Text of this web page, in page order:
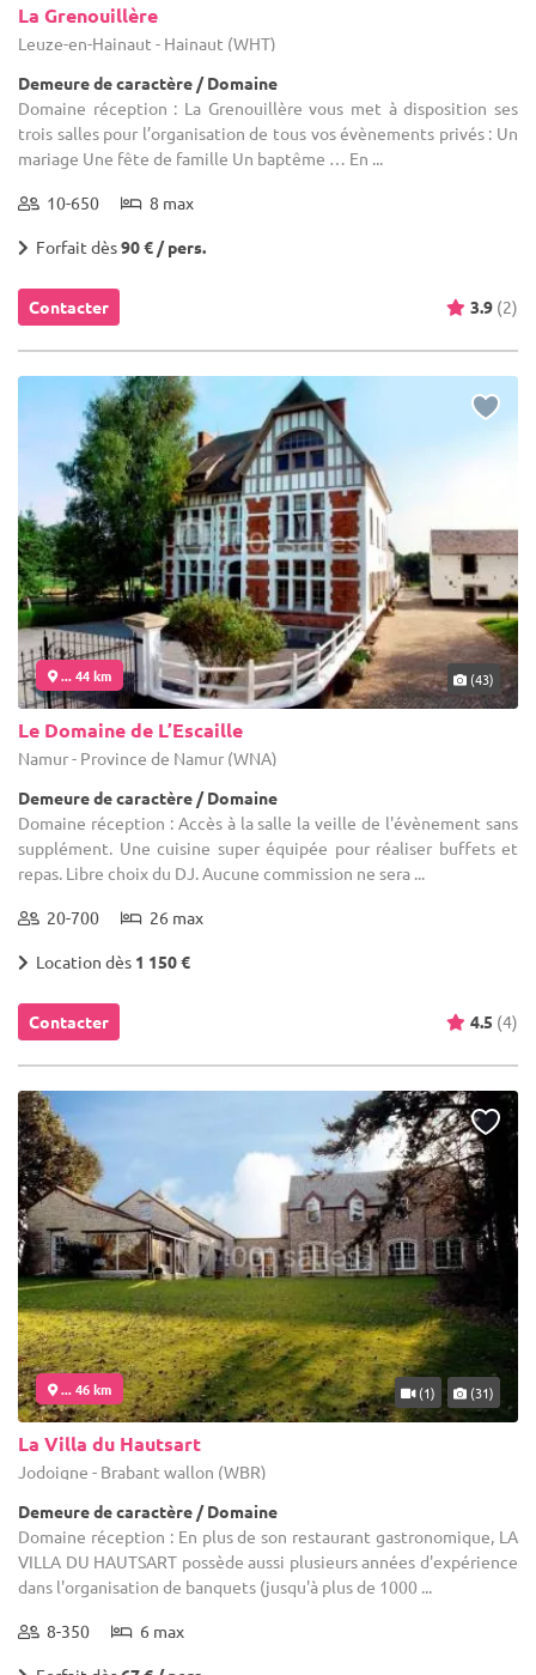
La Grenouillère
Leuze-en-Hainaut - Hainaut (WHT)
Demeure de caractère / Domaine
Domaine réception : La Grenouillère vous met à disposition ses
trois salles pour l’organisation de tous vos évènements privés : Un
mariage Une fête de famille Un baptême … En ...
10-650 8 max
Forfait dès90 € / pers.
Contacter 3.9 (2)
... 44 km (43)
Le Domaine de L’Escaille
Namur - Province de Namur (WNA)
Demeure de caractère / Domaine
Domaine réception : Accès à la salle la veille de l'évènement sans
supplément. Une cuisine super équipée pour réaliser buffets et
repas. Libre choix du DJ. Aucune commission ne sera ...
20-700 26 max
Location dès 1 150 €
Contacter 4.5 (4)
... 46 km (1) (31)
La Villa du Hautsart
Jodoigne - Brabant wallon (WBR)
Demeure de caractère / Domaine
Domaine réception : En plus de son restaurant gastronomique, LA
VILLA DU HAUTSART possède aussi plusieurs années d'expérience
dans l'organisation de banquets (jusqu'à plus de 1000 ...
8-350 6 max